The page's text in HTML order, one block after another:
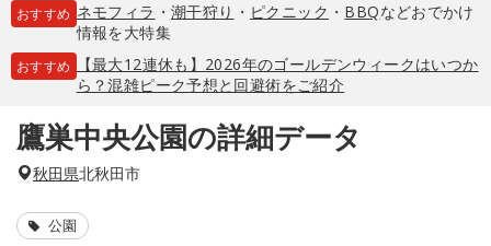
おすすめ ネモフィラ ・ 潮干狩り ・ ピクニック ・ BBQなどおでかけ
情報を大特集
おすすめ
【最大12連休も】2026年のゴールデンウィークはいつか
ら？混雑ピーク予想と回避術をご紹介
鷹巣中央公園の詳細データ
秋田県北秋田市
公園